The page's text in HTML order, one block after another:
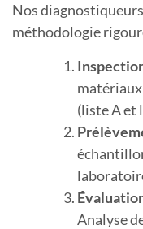
Nos
méthodologie
(liste A et
Analyse